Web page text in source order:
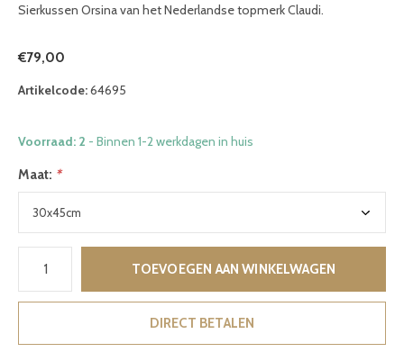
Sierkussen Orsina van het Nederlandse topmerk Claudi.
€79,00
Artikelcode:64695
Voorraad: 2 - Binnen 1-2 werkdagen in huis
Maat: *
TOEVOEGEN AAN WINKELWAGEN
DIRECT BETALEN